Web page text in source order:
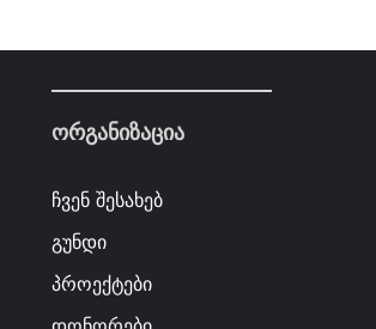
ორგანიზაცია
ჩვენ შესახებ
გუნდი
პროექტები